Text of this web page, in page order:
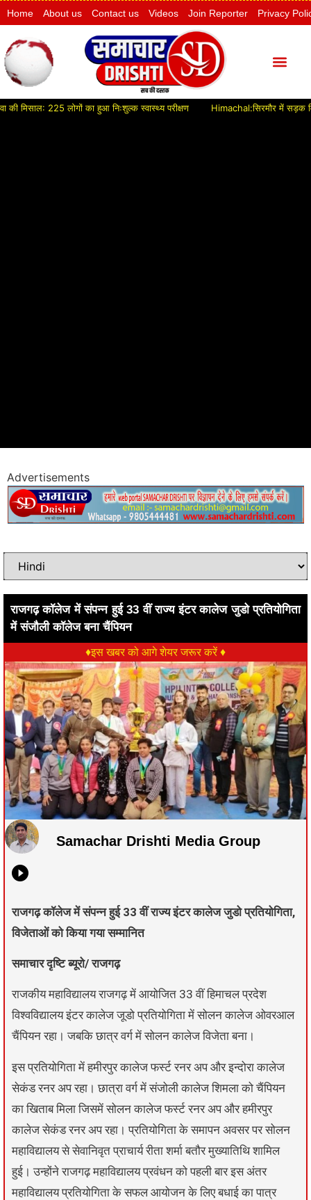
Home About us Contact us Videos Join Reporter Privacy
225 लोगों का हुआ निःशुल्क स्वास्थ्य परीक्षण Himachal:सिरमौर में सड़क विकास
Advertisements
राजगढ़ कॉलेज में संपन्न हुई 33 वीं राज्य इंटर कालेज जुडो प्रतियोगिता
में संजौली कॉलेज बना चैंपियन
♦इस खबर को आगे शेयर जरूर करें ♦
Samachar Drishti Media Group
राजगढ़ कॉलेज में संपन्न हुई 33 वीं राज्य इंटर कालेज जुडो प्रतियोगिता,
विजेताओं को किया गया सम्मानित
समाचार दृष्टि ब्यूरो/ राजगढ़
राजकीय महाविद्यालय राजगढ़ में आयोजित 33 वीं हिमाचल प्रदेश
विश्वविद्यालय इंटर कालेज जूडो प्रतियोगिता में सोलन कालेज ओवरआल
चैंपियन रहा। जबकि छात्र वर्ग में सोलन कालेज विजेता बना।
इस प्रतियोगिता में हमीरपुर कालेज फर्स्ट रनर अप और इन्दोरा कालेज
सेकंड रनर अप रहा। छात्रा वर्ग में संजोली कालेज शिमला को चैंपियन
का खिताब मिला जिसमें सोलन कालेज फर्स्ट रनर अप और हमीरपुर
कालेज सेकंड रनर अप रहा। प्रतियोगिता के समापन अवसर पर सोलन
महाविद्यालय से सेवानिवृत प्राचार्य रीता शर्मा बतौर मुख्यातिथि शामिल
हुई। उन्होंने राजगढ़ महाविद्यालय प्रवंधन को पहली बार इस अंतर
महाविद्यालय प्रतियोगिता के सफल आयोजन के लिए बधाई का पात्र